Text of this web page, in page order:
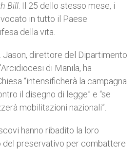
Bill . Il 25 dello stesso mese, i
in tutto il Paese
della vita.
Jason, direttore del Dipartimento
di Manila, ha
“intensificherà la campagna
il disegno di legge” e “se
mobilitazioni nazionali”.
hanno ribadito la loro
del preservativo per combattere